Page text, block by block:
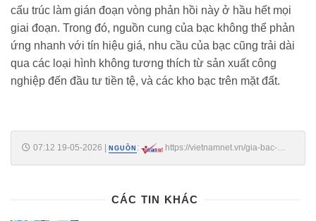
cấu trúc làm gián đoạn vòng phản hồi này ở hầu hết mọi
giai đoạn. Trong đó, nguồn cung của bạc không thể phản
ứng nhanh với tín hiệu giá, nhu cầu của bạc cũng trải dài
qua các loại hình không tương thích từ sản xuất công
nghiệp đến đầu tư tiền tệ, và các kho bạc trên mặt đất.
07:12 19-05-2026 NGUỒN :
https://vietnamnet.vn/gia-bac-
CÁC TIN KHÁC